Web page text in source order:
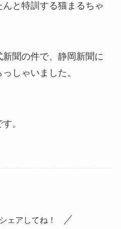
と特訓する猫まるちゃ
聞の件で、静岡新聞に
しゃいました。
。
ェアしてね！